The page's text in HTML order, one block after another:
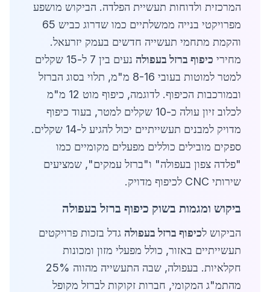
המרכזית ולדוחות תעשיית הפלדה. הביקוש מושפע
מפרויקטי בנייה ממשלתיים כמו שדרוג כביש 65
והקמת מתחמי תעשייה חדשים בעמק יזרעאל.
מחירי כיפוף ברזל בעפולה
נעים בין 7 ל-15 שקלים
למטר למוטות בעובי 8-16 מ"מ, תלוי בסוג הברזל
ובמורכבות הכיפוף. לדוגמה, כיפוף מוט 12 מ"מ
לכלוב זיון עולה כ-10 שקלים למטר, בעוד כיפוף
מדויק למבנים תעשייתיים יכול להגיע ל-14 שקלים.
ספקים מובילים כוללים מפעלים מקומיים כמו
"פלדה צפון בעפולה" ו"ברזל עמקים", שמציעים
שירותי CNC לכיפוף מדויק.
ביקוש ומגמות בשוק כיפוף ברזל בעפולה
הביקוש לכיפוף ברזל בעפולה גדל בזכות פרויקטים
תעשייתיים באזור, כולל מפעלי מזון ומכונות
חקלאיות. בעפולה, שבה התעשייה מהווה 25%
מהתמ"ג המקומי, חברות זקוקות לברזל מקופל